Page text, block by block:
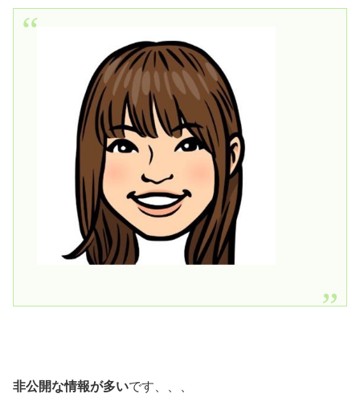
非公開な情報が多いです、、、